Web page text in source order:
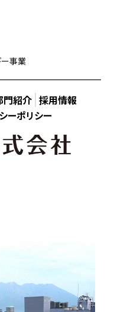
事業
門紹介 採用情報
ーポリシー